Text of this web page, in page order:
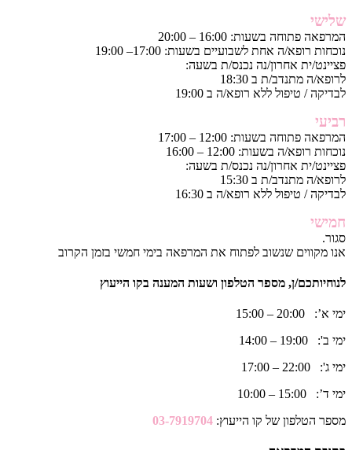
שלישי
המרפאה פתוחה בשעות: 16:00 – 20:00
נוכחות רופא/ה אחת לשבועיים בשעות: 17:00– 19:00
פציינט/ית אחרון/נה נכנס/ת בשעה:
לרופא/ה מתנדב/ת ב 18:30
לבדיקה / טיפול ללא רופא/ה ב 19:00
רביעי
המרפאה פתוחה בשעות: 12:00 – 17:00
נוכחות רופא/ה בשעות: 12:00 – 16:00
פציינט/ית אחרון/נה נכנס/ת בשעה:
לרופא/ה מתנדב/ת ב 15:30
לבדיקה / טיפול ללא רופא/ה ב 16:30
חמישי
סגור.
אנו מקווים שנשוב לפתוח את המרפאה בימי חמשי בזמן הקרוב
לנוחיותכם/ן, מספר הטלפון ושעות המענה בקו הייעוץ
ימי א’: 20:00 – 15:00
ימי ב': 19:00 – 14:00
ימי ג': 22:00 – 17:00
ימי ד’: 15:00 – 10:00
מספר הטלפון של קו הייעוץ: 03-7919704